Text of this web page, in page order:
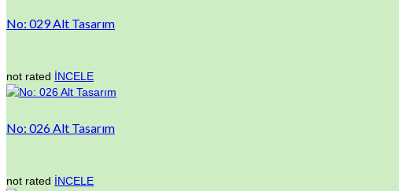
No: 029 Alt Tasarım
not rated İNCELE
No: 026 Alt Tasarım
not rated İNCELE